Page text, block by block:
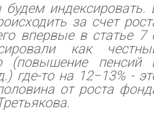
индексировать.
за счет
впервые в статье 7
как
(повышение пенсий
где-то на 12−13% -
от роста